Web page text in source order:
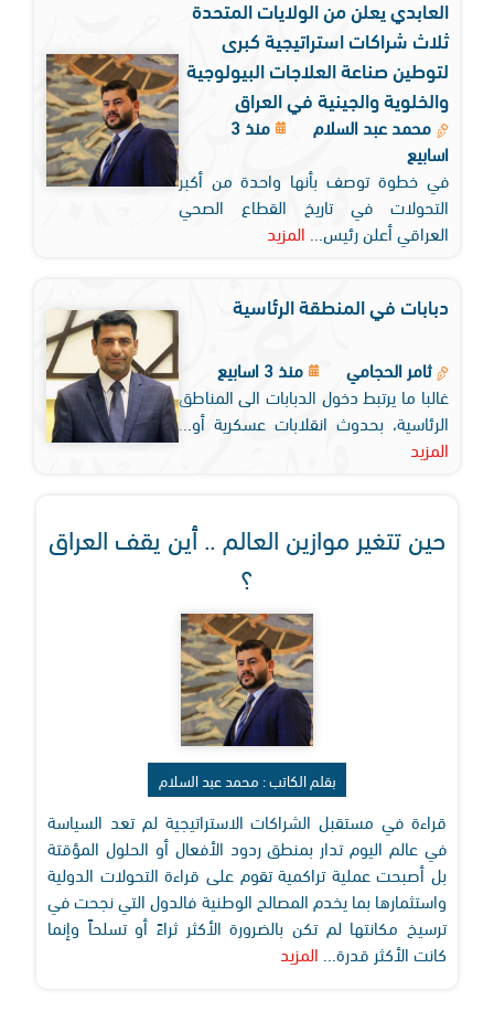
العابدي يعلن من الولايات المتحدة
ثلاث شراكات استراتيجية كبرى
لتوطين صناعة العلاجات البيولوجية
والخلوية والجينية في العراق
محمد عبد السلام
منذ 3
اسابيع
في خطوة توصف بأنها واحدة من أكبر
التحولات في تاريخ القطاع الصحي
العراقي أعلن رئيس...
المزيد
دبابات في المنطقة الرئاسية
ثامر الحجامي
منذ 3 اسابيع
غالبا ما يرتبط دخول الدبابات الى المناطق
الرئاسية، بحدوث انقلابات عسكرية أو...
المزيد
حين تتغير موازين العالم .. أين يقف العراق
؟
بقلم الكاتب : محمد عبد السلام
قراءة في مستقبل الشراكات الاستراتيجية لم تعد السياسة
في عالم اليوم تدار بمنطق ردود الأفعال أو الحلول المؤقتة
بل أصبحت عملية تراكمية تقوم على قراءة التحولات الدولية
واستثمارها بما يخدم المصالح الوطنية فالدول التي نجحت في
ترسيخ مكانتها لم تكن بالضرورة الأكثر ثراءً أو تسلحاً وإنما
كانت الأكثر قدرة... المزيد